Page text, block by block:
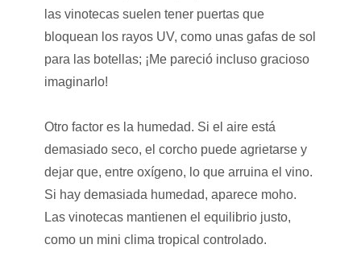
las vinotecas suelen tener puertas que
bloquean los rayos UV, como unas gafas de sol
para las botellas; ¡Me pareció incluso gracioso
imaginarlo!
Otro factor es la humedad. Si el aire está
demasiado seco, el corcho puede agrietarse y
dejar que, entre oxígeno, lo que arruina el vino.
Si hay demasiada humedad, aparece moho.
Las vinotecas mantienen el equilibrio justo,
como un mini clima tropical controlado.